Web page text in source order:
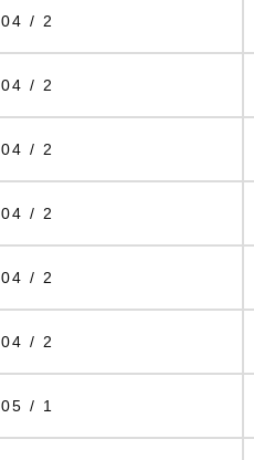
/ 2
/ 2
/ 2
/ 2
/ 2
/ 2
/ 1